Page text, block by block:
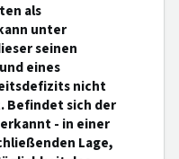
als
unter
seinen
eines
nicht
sich der
- in einer
Lage,